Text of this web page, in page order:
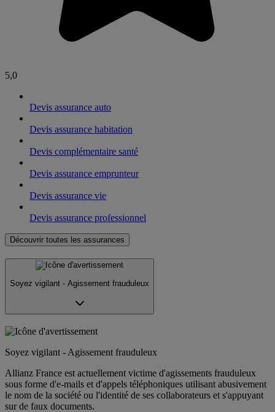
5,0
Devis assurance auto
Devis assurance habitation
Devis complémentaire santé
Devis assurance emprunteur
Devis assurance vie
Devis assurance professionnel
Découvrir toutes les assurances
Soyez vigilant - Agissement frauduleux
Soyez vigilant - Agissement frauduleux
Allianz France est actuellement victime d'agissements frauduleux
sous forme d'e-mails et d'appels téléphoniques utilisant abusivement
le nom de la société ou l'identité de ses collaborateurs et s'appuyant
sur de faux documents.